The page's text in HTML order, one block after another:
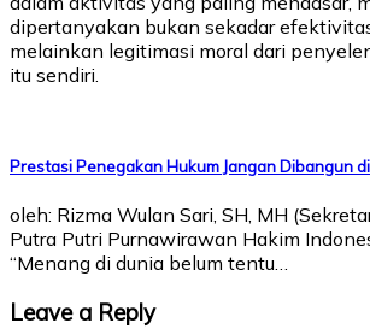
dipertanyakan bukan sekadar
melainkan legitimasi moral dari
itu sendiri.
Prestasi Penegakan Hukum Jangan Dibangun
oleh: Rizma Wulan Sari, SH, MH
Putra Putri Purnawirawan Hakim
“Menang di dunia belum tentu…
Leave a Reply